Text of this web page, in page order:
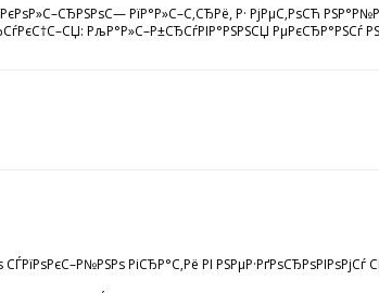
РїР°Р»С–С‚СЂРё, Р· РјРµС‚РѕСЋ
РљР°Р»С–Р±СЂСѓРІР°РЅРЅСЏ РµРєСЂР°РЅСѓ
СЃРїРѕРєС–Р№РЅРѕ РіСЂР°С‚Рё РІ